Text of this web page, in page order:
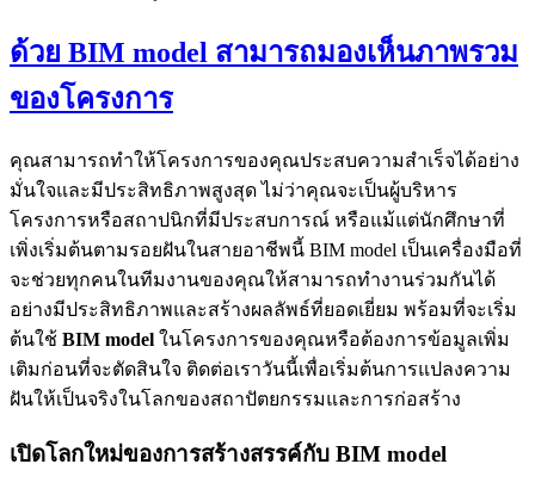
ด้วย BIM model สามารถมองเห็นภาพรวม
ของโครงการ
คุณสามารถทำให้โครงการของคุณประสบความสำเร็จได้อย่าง
มั่นใจและมีประสิทธิภาพสูงสุด ไม่ว่าคุณจะเป็นผู้บริหาร
โครงการหรือสถาปนิกที่มีประสบการณ์ หรือแม้แต่นักศึกษาที่
เพิ่งเริ่มต้นตามรอยฝันในสายอาชีพนี้ BIM model เป็นเครื่องมือที่
จะช่วยทุกคนในทีมงานของคุณให้สามารถทำงานร่วมกันได้
อย่างมีประสิทธิภาพและสร้างผลลัพธ์ที่ยอดเยี่ยม พร้อมที่จะเริ่ม
ต้นใช้ BIM model ในโครงการของคุณหรือต้องการข้อมูลเพิ่ม
เติมก่อนที่จะตัดสินใจ ติดต่อเราวันนี้เพื่อเริ่มต้นการแปลงความ
ฝันให้เป็นจริงในโลกของสถาปัตยกรรมและการก่อสร้าง
เปิดโลกใหม่ของการสร้างสรรค์กับ BIM model